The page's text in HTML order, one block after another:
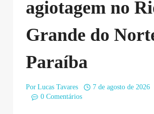
agiotagem no
Grande do
Paraíba
Por Lucas Tavares
7 de agosto de 2026
0 Comentários